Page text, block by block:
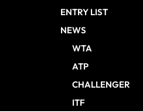
ENTRY LIST
NEWS
WTA
ATP
CHALLENGER
ITF